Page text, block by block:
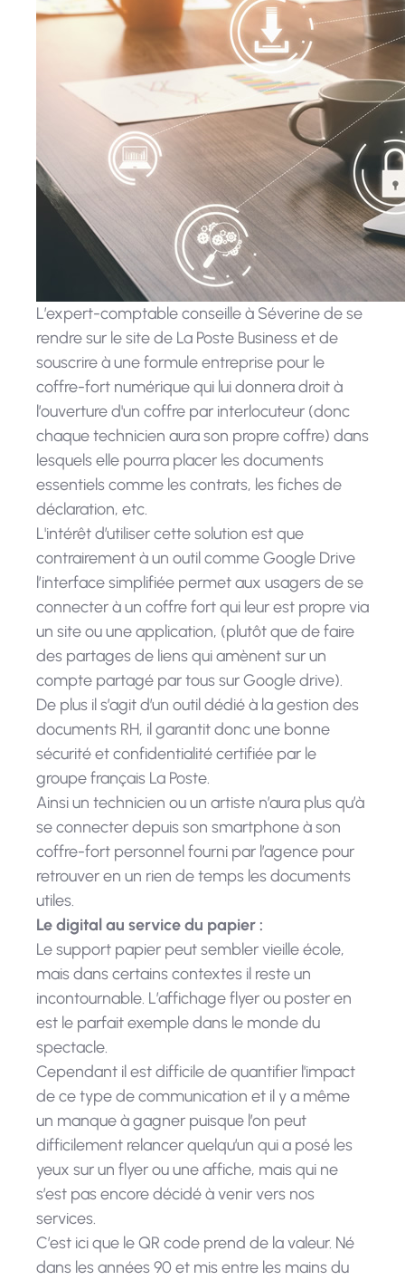
L’expert-comptable conseille à Séverine de se
rendre sur le site de La Poste Business et de
souscrire à une formule entreprise pour le
coffre-fort numérique qui lui donnera droit à
l’ouverture d'un coffre par interlocuteur (donc
chaque technicien aura son propre coffre) dans
lesquels elle pourra placer les documents
essentiels comme les contrats, les fiches de
déclaration, etc.
L'intérêt d’utiliser cette solution est que
contrairement à un outil comme Google Drive
l’interface simplifiée permet aux usagers de se
connecter à un coffre fort qui leur est propre via
un site ou une application, (plutôt que de faire
des partages de liens qui amènent sur un
compte partagé par tous sur Google drive).
De plus il s’agit d’un outil dédié à la gestion des
documents RH, il garantit donc une bonne
sécurité et confidentialité certifiée par le
groupe français La Poste.
Ainsi un technicien ou un artiste n’aura plus qu’à
se connecter depuis son smartphone à son
coffre-fort personnel fourni par l’agence pour
retrouver en un rien de temps les documents
utiles.
Le digital au service du papier :
Le support papier peut sembler vieille école,
mais dans certains contextes il reste un
incontournable. L’affichage flyer ou poster en
est le parfait exemple dans le monde du
spectacle.
Cependant il est difficile de quantifier l'impact
de ce type de communication et il y a même
un manque à gagner puisque l’on peut
difficilement relancer quelqu’un qui a posé les
yeux sur un flyer ou une affiche, mais qui ne
s’est pas encore décidé à venir vers nos
services.
C’est ici que le QR code prend de la valeur. Né
dans les années 90 et mis entre les mains du